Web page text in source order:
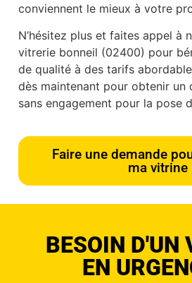
conviennent le mieux à votre
N’hésitez plus et faites appel à
vitrerie bonneil (02400) pour
de qualité à des tarifs
dès maintenant pour obtenir un
sans engagement pour la pose
Faire une demande
ma vitrine
BESOIN D'UN
EN